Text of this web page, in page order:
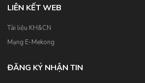
LIÊN KẾT WEB
Tài liệu KH&CN
Mạng E-Mekong
ĐĂNG KÝ NHẬN TIN